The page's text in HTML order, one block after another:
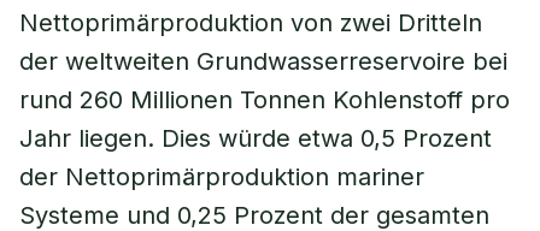
Nettoprimärproduktion von zwei Dritteln
der weltweiten Grundwasserreservoire bei
rund 260 Millionen Tonnen Kohlenstoff pro
Jahr liegen. Dies würde etwa 0,5 Prozent
der Nettoprimärproduktion mariner
Systeme und 0,25 Prozent der gesamten